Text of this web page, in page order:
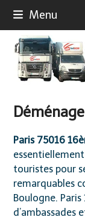
content
Menu
Paris 75016
touristes pour
remarquables
Boulogne.
d’ambassades